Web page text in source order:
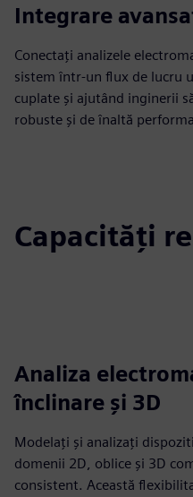
Integrare
Conectați analizele
sistem într-un flux de lucru
cuplate și ajutând inginerii
robuste și de înaltă
Capacități
Analiza
înclinare și 3D
Modelați și analizați
domenii 2D, oblice și 3D
consistent. Această